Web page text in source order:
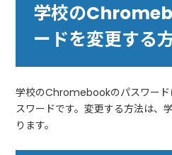
学校の
ードを変更する
学校のChromebookのパスワー
スワードです。変更する方法は、
ります。